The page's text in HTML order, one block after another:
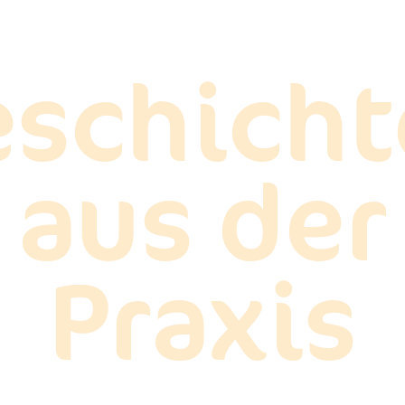
aus der
Praxis